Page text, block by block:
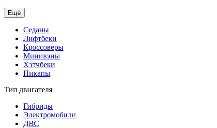
Ещё
Седаны
Лифтбеки
Кроссоверы
Минивэны
Хэтчбеки
Пикапы
Тип двигателя
Гибриды
Электромобили
ДВС